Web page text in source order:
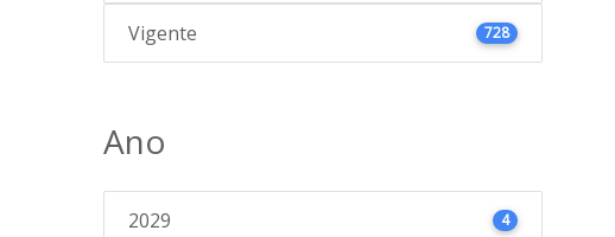
Vigente 728
Ano
2029 4